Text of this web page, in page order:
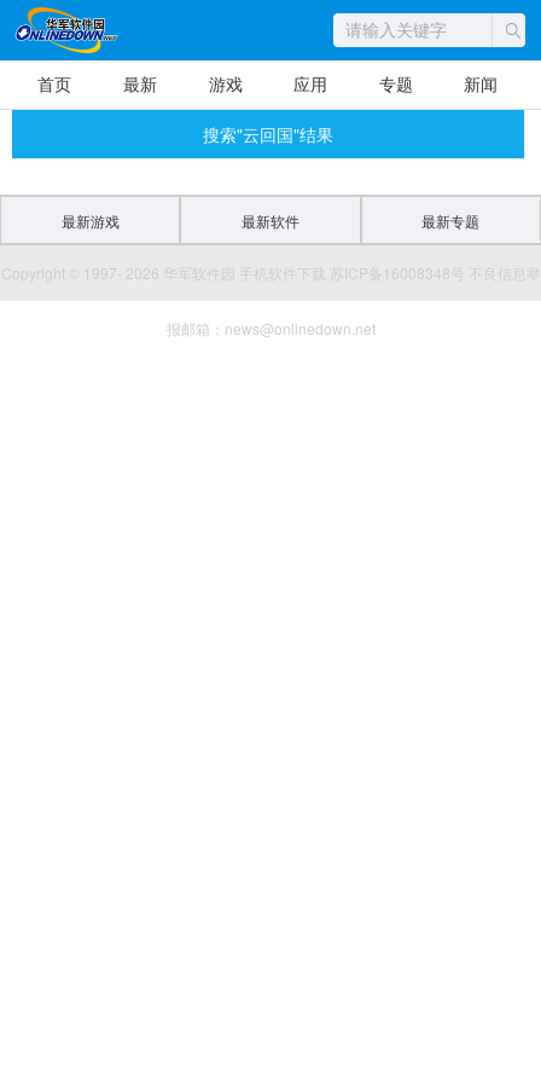
首页 最新 游戏 应用 专题 新闻
搜索"云回国"结果
最新游戏 最新软件 最新专题
Copyright © 1997- 2026 华军软件园 手机软件下载 苏ICP备16008348号 不良信息举
报邮箱：news@onlinedown.net